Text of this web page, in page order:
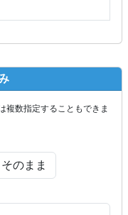
複数指定することもできま